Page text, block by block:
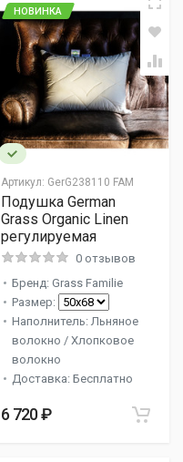
Артикул: GerG238110 FAM
НОВИНКА
Подушка German
Grass Organic Linen
регулируемая
0 отзывов
Бренд: Grass Familie
Размер:
Наполнитель: Льняное
волокно / Хлопковое
волокно
Доставка: Бесплатно
6 720 ₽